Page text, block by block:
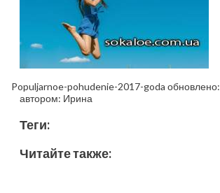
Populjarnoe-pohudenie-2017-goda обновлено:
автором: Ирина
Теги:
Читайте также: